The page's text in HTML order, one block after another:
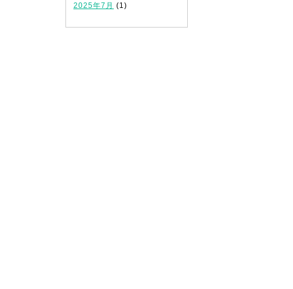
2025年7月 (1)